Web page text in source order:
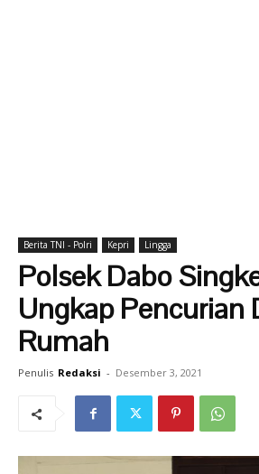
Berita TNI - Polri Kepri Lingga
Polsek Dabo
Ungkap Pencurian
Rumah
Penulis Redaksi - Desember 3, 2021